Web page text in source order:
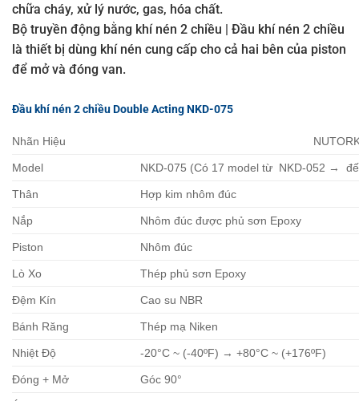
chữa cháy, xử lý nước, gas, hóa chất.
Bộ truyền động bằng khí nén 2 chiều | Đầu khí nén 2 chiều
là thiết bị dùng khí nén cung cấp cho cả hai bên của piston
để mở và đóng van.
Đầu khí nén 2 chiều Double Acting NKD-075
Nhãn Hiệu
Model NKD-075 (Có 17 model từ NKD-052 →
Thân Hợp kim nhôm đúc
Nắp Nhôm đúc được phủ sơn Epoxy
Piston Nhôm đúc
Lò Xo Thép phủ sơn Epoxy
Đệm Kín Cao su NBR
Bánh Răng Thép mạ Niken
Nhiệt Độ -20°C ~ (-40ºF) → +80°C ~ (+176ºF)
Đóng + Mở Góc 90°